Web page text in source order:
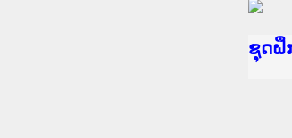
ເຜີຍ
ກະຊ
ຊຸດຝຶ
ກອງ
ຝຶກອົ
ຝຶກອົ
ເຜີຍ
ເຜີຍ
ຍົກລ
ຊຸດຝຶ